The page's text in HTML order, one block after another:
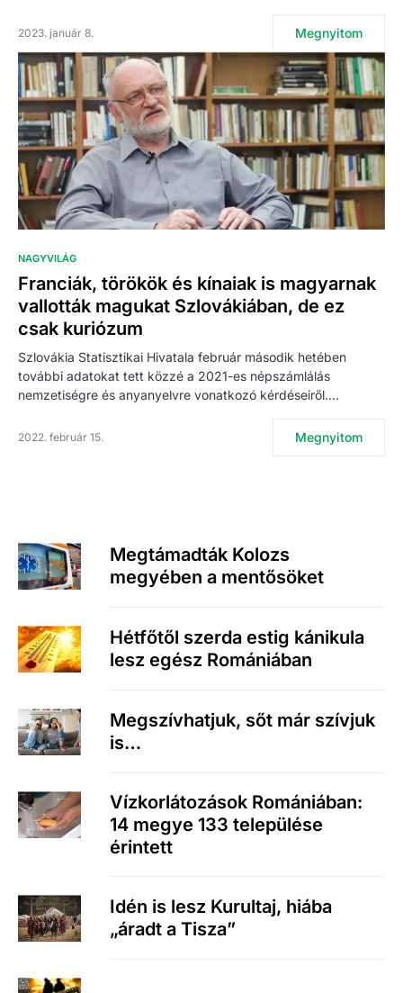
2023. január 8. Megnyitom
NAGYVILÁG
Franciák, törökök és kínaiak is magyarnak
vallották magukat Szlovákiában, de ez
csak kuriózum
Szlovákia Statisztikai Hivatala február második hetében
további adatokat tett közzé a 2021-es népszámlálás
nemzetiségre és anyanyelvre vonatkozó kérdéseiről.…
2022. február 15. Megnyitom
Megtámadták Kolozs
megyében a mentősöket
Hétfőtől szerda estig kánikula
lesz egész Romániában
Megszívhatjuk, sőt már szívjuk
is…
Vízkorlátozások Romániában:
14 megye 133 települése
érintett
Idén is lesz Kurultaj, hiába
„áradt a Tisza”